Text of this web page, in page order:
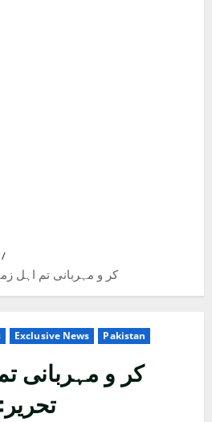
کر و مہربانی تم اہل
Exclusive News Pakistan
کر و مہربانی